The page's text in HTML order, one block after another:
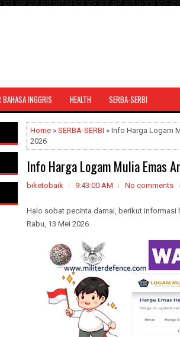
BAHASA INGGRIS HEALTH SERBA-SERBI
Home » SERBA-SERBI » Info Harga Logam
2026
Info Harga Logam Mulia Emas
biketobaik 9:43:00 AM No comments
Halo sobat pecinta damai, berikut informasi
Rabu, 13 Mei 2026.